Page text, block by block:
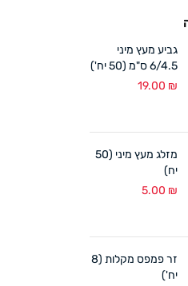
גביע מעץ מיני
6/4.5 ס"מ (50 יח')
19.00 ₪
מזלג מעץ מיני (50
יח)
5.00 ₪
זר פמפס מקלות (8
יח')